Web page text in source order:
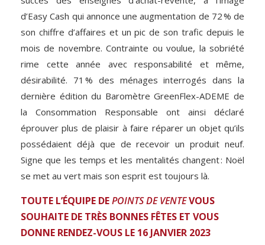
d’Easy Cash qui annonce une augmentation de 72 % de
son chiffre d’affaires et un pic de son trafic depuis le
mois de novembre. Contrainte ou voulue, la sobriété
rime cette année avec responsabilité et même,
désirabilité. 71 % des ménages interrogés dans la
dernière édition du Baromètre GreenFlex-ADEME de
la Consommation Responsable ont ainsi déclaré
éprouver plus de plaisir à faire réparer un objet qu’ils
possédaient déjà que de recevoir un produit neuf.
Signe que les temps et les mentalités changent : Noël
se met au vert mais son esprit est toujours là.
TOUTE L’ÉQUIPE DEPOINTS DE VENTEVOUS
SOUHAITE DE TRÈS BONNES FÊTES ET VOUS
DONNE RENDEZ-VOUS LE 16 JANVIER 2023